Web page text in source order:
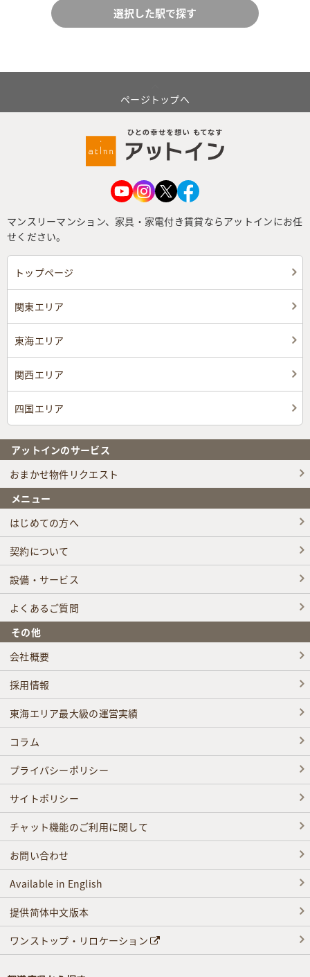
ページトップへ
マンスリーマンション、家具・家電付き賃貸ならアットインにお任
せください。
トップページ
関東エリア
東海エリア
関西エリア
四国エリア
アットインのサービス
おまかせ物件リクエスト
メニュー
はじめての方へ
契約について
設備・サービス
よくあるご質問
その他
会社概要
採用情報
東海エリア最大級の運営実績
コラム
プライバシーポリシー
サイトポリシー
チャット機能のご利用に関して
お問い合わせ
Available in English
提供简体中文版本
ワンストップ・リロケーション